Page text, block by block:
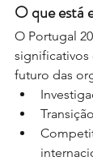
O que está
O Portugal
significativos
futuro das